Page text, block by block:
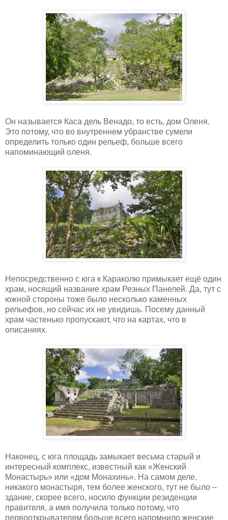
Он называется Каса дель Венадо, то есть, дом Оленя.
Это потому, что во внутреннем убранстве сумели
определить только один рельеф, больше всего
напоминающий оленя.
Непосредственно с юга к Караколю примыкает ещё один
храм, носящий название храм Резных Панелей. Да, тут с
южной стороны тоже было несколько каменных
рельефов, но сейчас их не увидишь. Посему данный
храм частенько пропускают, что на картах, что в
описаниях.
Наконец, с юга площадь замыкает весьма старый и
интересный комплекс, известный как «Женский
Монастырь» или «дом Монахинь». На самом деле,
никакого монастыря, тем более женского, тут не было –
здание, скорее всего, носило функции резиденции
правителя, а имя получила только потому, что
первооткрывателям больше всего напомнило женские